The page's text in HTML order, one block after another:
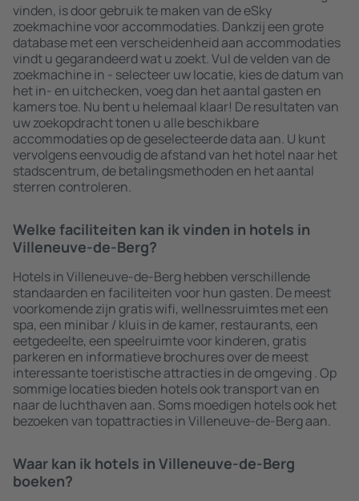
vinden, is door gebruik te maken van de eSky
zoekmachine voor accommodaties. Dankzij een grote
database met een verscheidenheid aan accommodaties
vindt u gegarandeerd wat u zoekt. Vul de velden van de
zoekmachine in - selecteer uw locatie, kies de datum van
het in- en uitchecken, voeg dan het aantal gasten en
kamers toe. Nu bent u helemaal klaar! De resultaten van
uw zoekopdracht tonen u alle beschikbare
accommodaties op de geselecteerde data aan. U kunt
vervolgens eenvoudig de afstand van het hotel naar het
stadscentrum, de betalingsmethoden en het aantal
sterren controleren.
Welke faciliteiten kan ik vinden in hotels in
Villeneuve-de-Berg?
Hotels in Villeneuve-de-Berg hebben verschillende
standaarden en faciliteiten voor hun gasten. De meest
voorkomende zijn gratis wifi, wellnessruimtes met een
spa, een minibar / kluis in de kamer, restaurants, een
eetgedeelte, een speelruimte voor kinderen, gratis
parkeren en informatieve brochures over de meest
interessante toeristische attracties in de omgeving . Op
sommige locaties bieden hotels ook transport van en
naar de luchthaven aan. Soms moedigen hotels ook het
bezoeken van topattracties in Villeneuve-de-Berg aan.
Waar kan ik hotels in Villeneuve-de-Berg
boeken?